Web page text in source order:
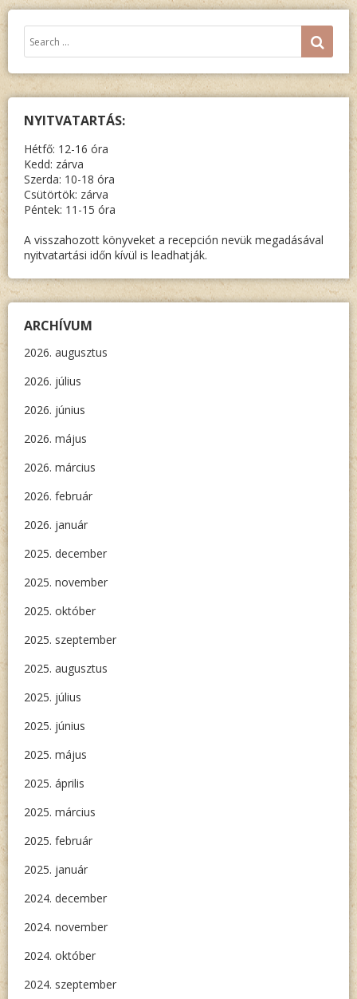
Keresés:
NYITVATARTÁS:
Hétfő: 12-16 óra
Kedd: zárva
Szerda: 10-18 óra
Csütörtök: zárva
Péntek: 11-15 óra
A visszahozott könyveket a recepción nevük megadásával
nyitvatartási időn kívül is leadhatják.
ARCHÍVUM
2026. augusztus
2026. július
2026. június
2026. május
2026. március
2026. február
2026. január
2025. december
2025. november
2025. október
2025. szeptember
2025. augusztus
2025. július
2025. június
2025. május
2025. április
2025. március
2025. február
2025. január
2024. december
2024. november
2024. október
2024. szeptember